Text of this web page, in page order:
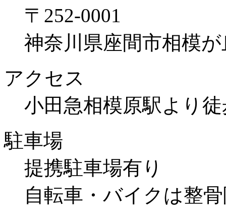
〒252-0001
神奈川県座間市相模が
アクセス
小田急相模原駅より
駐車場
提携駐車場有り
自転車・バイクは整